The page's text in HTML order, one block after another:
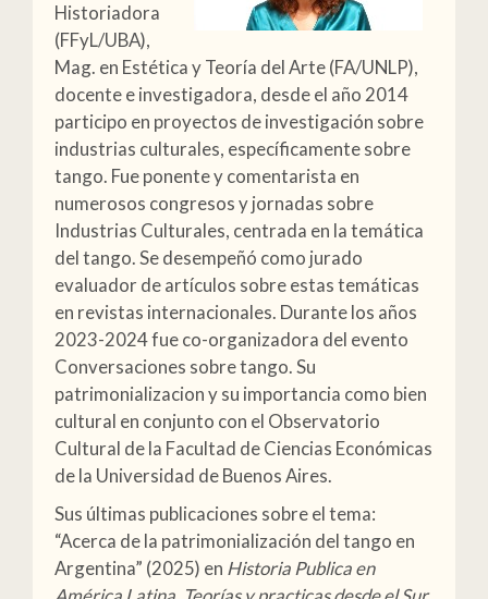
Historiadora
(FFyL/UBA),
Mag. en Estética y Teoría del Arte (FA/UNLP),
docente e investigadora, desde el año 2014
participo en proyectos de investigación sobre
industrias culturales, específicamente sobre
tango. Fue ponente y comentarista en
numerosos congresos y jornadas sobre
Industrias Culturales, centrada en la temática
del tango. Se desempeñó como jurado
evaluador de artículos sobre estas temáticas
en revistas internacionales. Durante los años
2023-2024 fue co-organizadora del evento
Conversaciones sobre tango. Su
patrimonializacion y su importancia como bien
cultural en conjunto con el Observatorio
Cultural de la Facultad de Ciencias Económicas
de la Universidad de Buenos Aires.
Sus últimas publicaciones sobre el tema:
“Acerca de la patrimonialización del tango en
Argentina” (2025) en Historia Publica en